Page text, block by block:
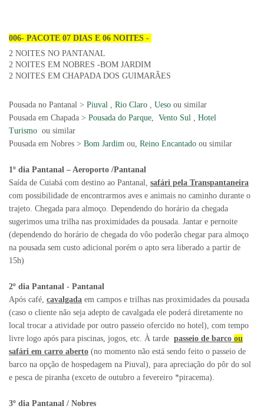
006- PACOTE 07 DIAS E 06 NOITES -
2 NOITES NO PANTANAL
2 NOITES EM NOBRES -BOM JARDIM
2 NOITES EM CHAPADA DOS GUIMARÃES
Pousada no Pantanal > Piuval , Rio Claro , Ueso ou similar
Pousada em Chapada > Pousada do Parque, Vento Sul , Hotel
Turismo ou similar
Pousada em Nobres > Bom Jardim ou, Reino Encantado ou similar
1º dia Pantanal – Aeroporto /Pantanal
Saída de Cuiabá com destino ao Pantanal, safári pela Transpantaneira
com possibilidade de encontrarmos aves e animais no caminho durante o
trajeto. Chegada para almoço. Dependendo do horário da chegada
sugerimos uma trilha nas proximidades da pousada. Jantar e pernoite
(dependendo do horário de chegada do vôo poderão chegar para almoço
na pousada sem custo adicional porém o apto sera liberado a partir de
15h)
2º dia Pantanal - Pantanal
Após café, cavalgada em campos e trilhas nas proximidades da pousada
(caso o cliente não seja adepto de cavalgada ele poderá diretamente no
local trocar a atividade por outro passeio ofercido no hotel), com tempo
livre logo após para piscinas, jogos, etc. À tarde passeio de barco ou
safári em carro aberto (no momento não está sendo feito o passeio de
barco na opção de hospedagem na Piuval), para apreciação do pôr do sol
e pesca de piranha (exceto de outubro a fevereiro *piracema).
3º dia Pantanal / Nobres